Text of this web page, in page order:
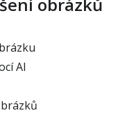
obrázků
AI